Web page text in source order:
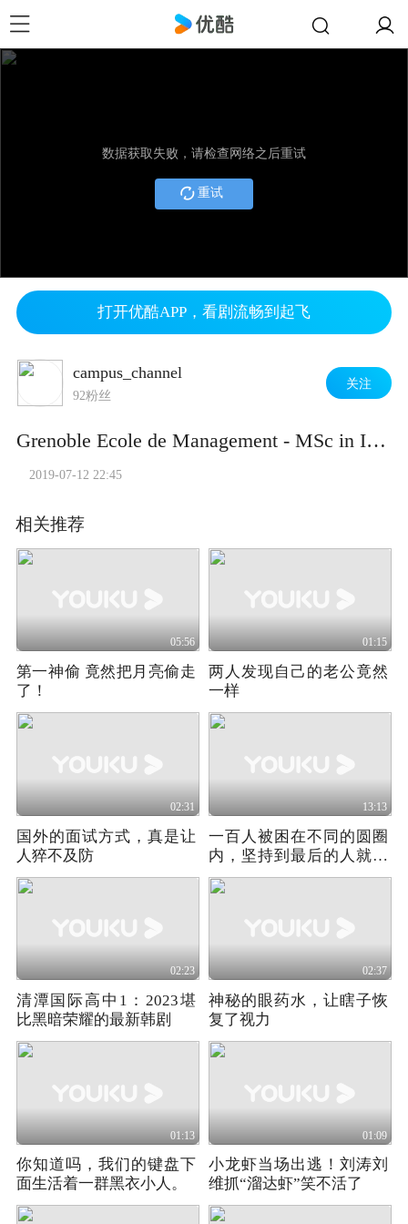
数据获取失败，请检查网络之后重试
重试
打开优酷APP，看剧流畅到起飞
campus_channel
92粉丝
关注
Grenoble Ecole de Management - MSc in Innovation, Strategy and Entrepreneurship
2019-07-12 22:45
相关推荐
05:56
第一神偷 竟然把月亮偷走
了！
01:15
两人发现自己的老公竟然
一样
02:31
国外的面试方式，真是让
人猝不及防
13:13
一百人被困在不同的圆圈
内，坚持到最后的人就能
赢得50万美金
02:23
清潭国际高中1：2023堪
比黑暗荣耀的最新韩剧
02:37
神秘的眼药水，让瞎子恢
复了视力
01:13
你知道吗，我们的键盘下
面生活着一群黑衣小人。
01:09
小龙虾当场出逃！刘涛刘
维抓“溜达虾”笑不活了